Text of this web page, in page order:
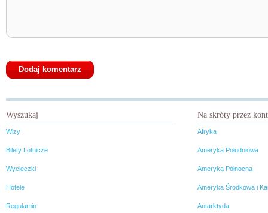
Wyszukaj
Wizy
Bilety Lotnicze
Wycieczki
Hotele
Regulamin
Na skróty przez
Afryka
Ameryka Południowa
Ameryka Północna
Ameryka Środkowa i
Antarktyda